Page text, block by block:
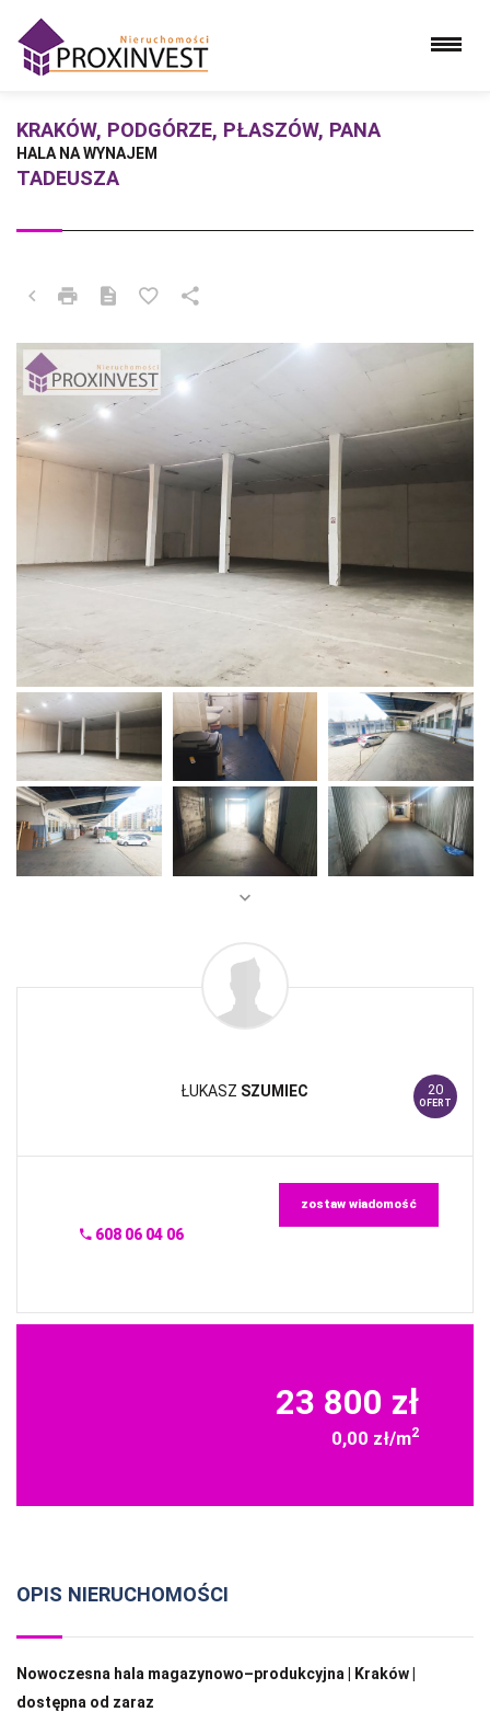
KRAKÓW, PODGÓRZE, PŁASZÓW, PANA
TADEUSZA
HALA NA WYNAJEM
20
OFERT
ŁUKASZ SZUMIEC
608 06 04 06
zostaw wiadomość
23 800 zł
0,00 zł/m2
OPIS NIERUCHOMOŚCI
Nowoczesna hala magazynowo–produkcyjna | Kraków |
dostępna od zaraz